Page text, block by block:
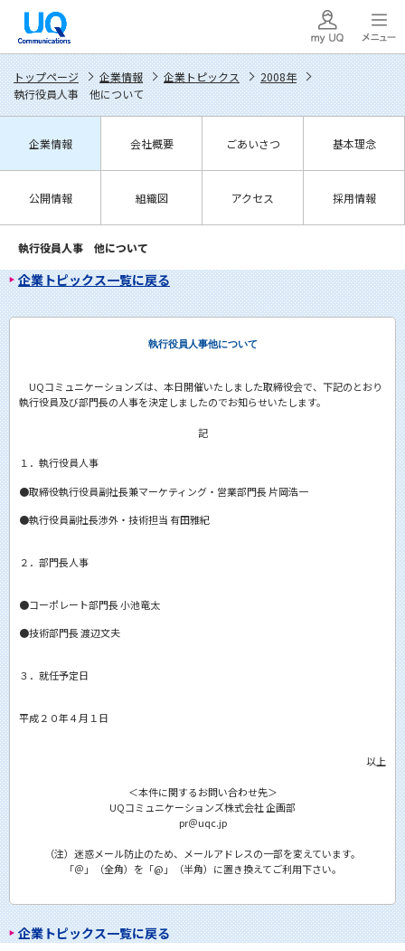
トップページ 企業情報 企業トピックス
2008年
執行役員人事 他について
企業情報 会社概要 ごあいさつ 基本理念
公開情報 組織図 アクセス 採用情報
執行役員人事 他について
企業トピックス一覧に戻る
執行役員人事他について
UQコミュニケーションズは、本日開催いたしました取締役会で、下記のとおり
執行役員及び部門長の人事を決定しましたのでお知らせいたします。
記
１．執行役員人事
●取締役執行役員副社長兼マーケティング・営業部門長 片岡浩一
●執行役員副社長渉外・技術担当 有田雅紀
２．部門長人事
●コーポレート部門長 小池竜太
●技術部門長 渡辺文夫
３．就任予定日
平成２０年４月１日
以上
＜本件に関するお問い合わせ先＞
UQコミュニケーションズ株式会社 企画部
pr＠uqc.jp
（注）迷惑メール防止のため、メールアドレスの一部を変えています。
「＠」（全角）を「@」（半角）に置き換えてご利用下さい。
企業トピックス一覧に戻る